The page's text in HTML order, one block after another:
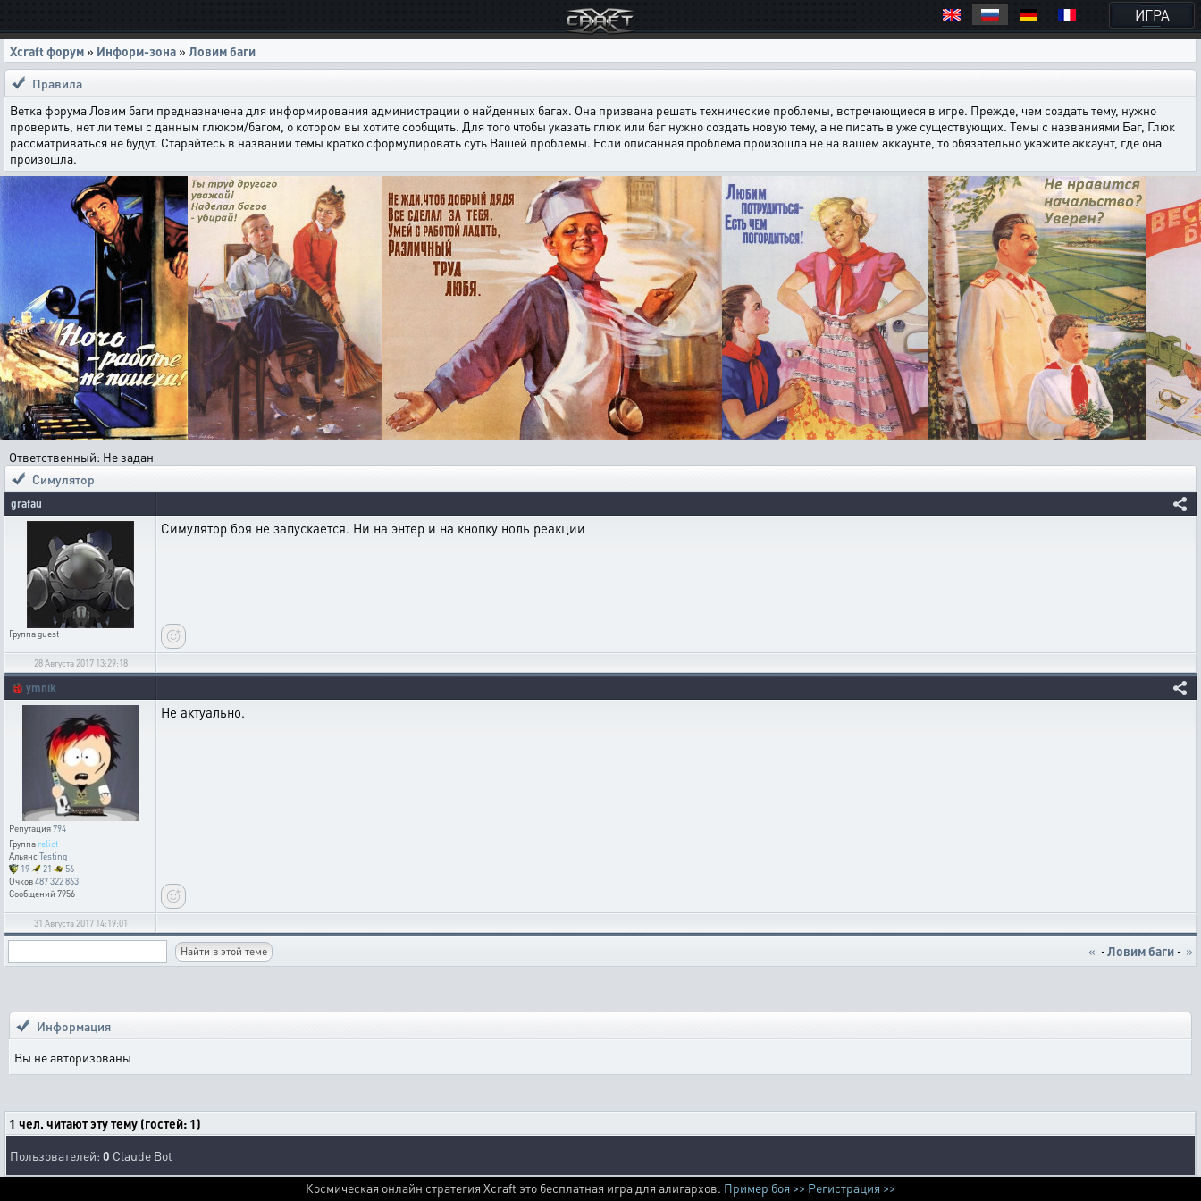
ИГРА
Xcraft форум » Информ-зона » Ловим баги
Правила
Ветка форума Ловим баги предназначена для информирования администрации о найденных багах. Она призвана решать технические проблемы, встречающиеся в игре. Прежде, чем создать тему, нужно
проверить, нет ли темы с данным глюком/багом, о котором вы хотите сообщить. Для того чтобы указать глюк или баг нужно создать новую тему, а не писать в уже существующих. Темы с названиями Баг, Глюк
рассматриваться не будут. Старайтесь в названии темы кратко сформулировать суть Вашей проблемы. Если описанная проблема произошла не на вашем аккаунте, то обязательно укажите аккаунт, где она
произошла.
Ответственный: Не задан
Симулятор
grafau
Группаguest
Симулятор боя не запускается. Ни на энтер и на кнопку ноль реакции
28 Августа 2017 13:29:18
🐞 ymnik
Репутация794
Группа relict
АльянсTesting
19
21
56
Очков487 322 863
Сообщений 7956
Не актуально.
31 Августа 2017 14:19:01
« · Ловим баги · »
Информация
Вы не авторизованы
1 чел. читают эту тему (гостей: 1)
Пользователей: 0 Claude Bot
Космическая онлайн стратегия Xcraft это бесплатная игра для алигархов. Пример боя >> Регистрация >>